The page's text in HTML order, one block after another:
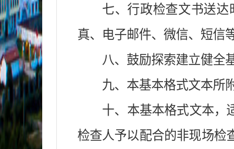
七、行政检查文书送达
真、电子邮件、微信、短信
八、鼓励探索建立健全
九、 本基本格式文本所
十、 本基本格式文本，
检查人予以配合的非现场检